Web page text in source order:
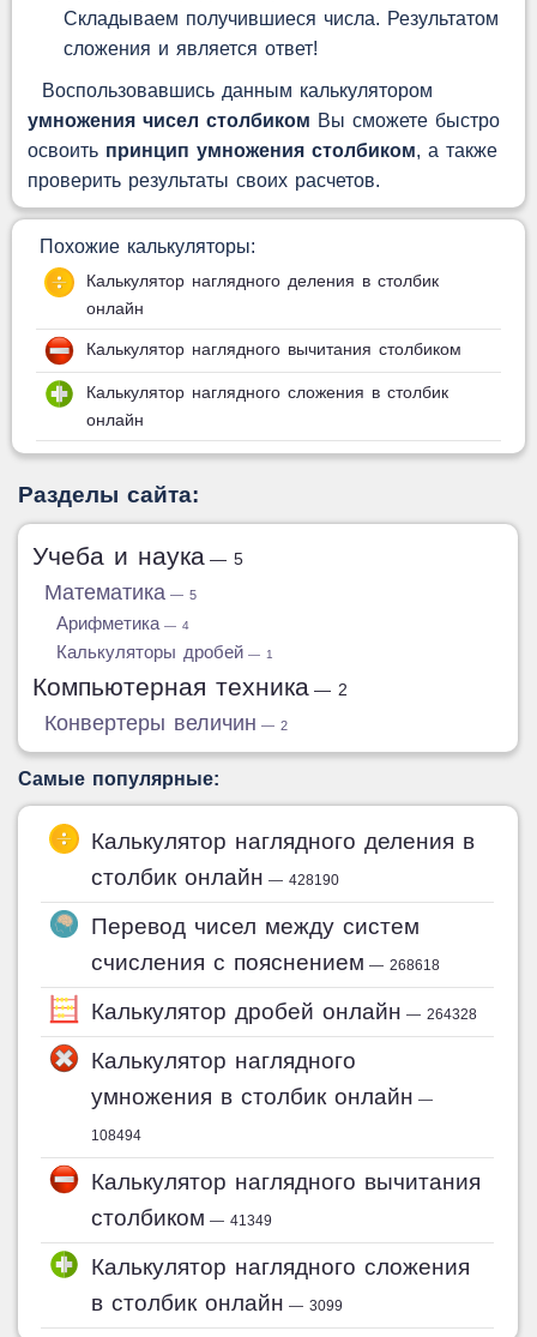
Складываем получившиеся числа. Результатом
сложения и является ответ!
Воспользовавшись данным калькулятором
умножения чисел столбиком Вы сможете быстро
освоить принцип умножения столбиком, а также
проверить результаты своих расчетов.
Похожие калькуляторы:
Калькулятор наглядного деления в столбик
онлайн
Калькулятор наглядного вычитания столбиком
Калькулятор наглядного сложения в столбик
онлайн
Разделы сайта:
Учеба и наука — 5
Математика — 5
Арифметика — 4
Калькуляторы дробей — 1
Компьютерная техника — 2
Конвертеры величин — 2
Самые популярные:
Калькулятор наглядного деления в
столбик онлайн — 428190
Перевод чисел между систем
счисления с пояснением — 268618
Калькулятор дробей онлайн — 264328
Калькулятор наглядного
умножения в столбик онлайн —
108494
Калькулятор наглядного вычитания
столбиком — 41349
Калькулятор наглядного сложения
в столбик онлайн — 3099